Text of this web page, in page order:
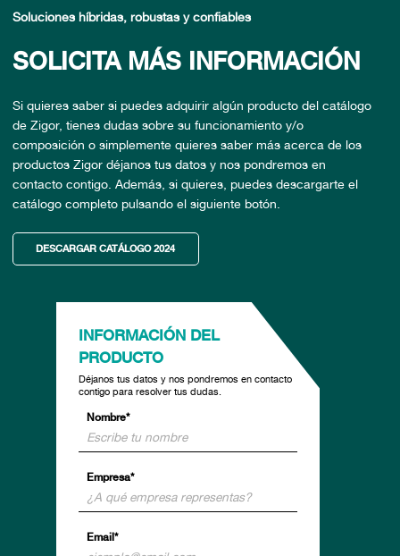
Soluciones híbridas, robustas y confiables
SOLICITA MÁS INFORMACIÓN
Si quieres saber si puedes adquirir algún producto del catálogo
de Zigor, tienes dudas sobre su funcionamiento y/o
composición o simplemente quieres saber más acerca de los
productos Zigor déjanos tus datos y nos pondremos en
contacto contigo. Además, si quieres, puedes descargarte el
catálogo completo pulsando el siguiente botón.
DESCARGAR CATÁLOGO 2024
INFORMACIÓN DEL
PRODUCTO
Déjanos tus datos y nos pondremos en contacto
contigo para resolver tus dudas.
Nombre*
Empresa*
Email*